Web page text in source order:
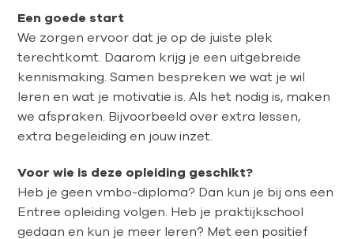
Een goede start
We zorgen ervoor dat je op de juiste plek
terechtkomt. Daarom krijg je een uitgebreide
kennismaking. Samen bespreken we wat je wil
leren en wat je motivatie is. Als het nodig is, maken
we afspraken. Bijvoorbeeld over extra lessen,
extra begeleiding en jouw inzet.
Voor wie is deze opleiding geschikt?
Heb je geen vmbo-diploma? Dan kun je bij ons een
Entree opleiding volgen. Heb je praktijkschool
gedaan en kun je meer leren? Met een positief